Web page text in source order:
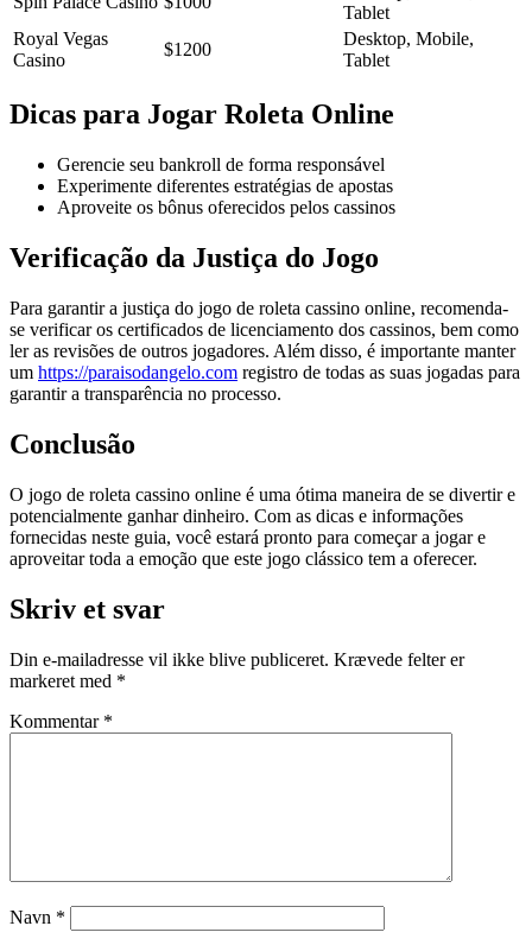
Tablet
Royal Vegas
Casino
$1200
Desktop, Mobile,
Tablet
Dicas para Jogar Roleta Online
Gerencie seu bankroll de forma responsável
Experimente diferentes estratégias de apostas
Aproveite os bônus oferecidos pelos cassinos
Verificação da Justiça do Jogo
Para garantir a justiça do jogo de roleta cassino online, recomenda-
se verificar os certificados de licenciamento dos cassinos, bem como
ler as revisões de outros jogadores. Além disso, é importante manter
um https://paraisodangelo.com registro de todas as suas jogadas para
garantir a transparência no processo.
Conclusão
O jogo de roleta cassino online é uma ótima maneira de se divertir e
potencialmente ganhar dinheiro. Com as dicas e informações
fornecidas neste guia, você estará pronto para começar a jogar e
aproveitar toda a emoção que este jogo clássico tem a oferecer.
Skriv et svar
Din e-mailadresse vil ikke blive publiceret. Krævede felter er
markeret med *
Kommentar *
Navn *